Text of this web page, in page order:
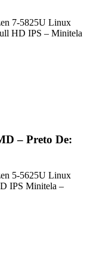
7-5825U Linux
HD IPS – Minitela
– Preto De:
5-5625U Linux
IPS Minitela –